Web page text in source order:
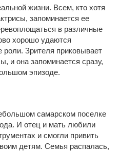
жизни. Всем, кто хотя
запоминается ее
в различные
хорошо удаются
Зрителя приковывает
и она запоминается сразу,
эпизоде.
самарском поселке
И отец и мать любили
и смогли привить
детям. Семья распалась,